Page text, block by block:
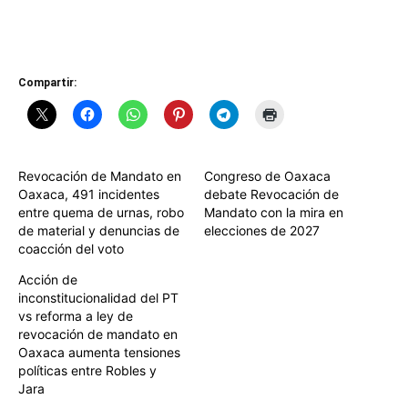
Compartir:
Revocación de Mandato en
Oaxaca, 491 incidentes
entre quema de urnas, robo
de material y denuncias de
coacción del voto
Congreso de Oaxaca
debate Revocación de
Mandato con la mira en
elecciones de 2027
Acción de
inconstitucionalidad del PT
vs reforma a ley de
revocación de mandato en
Oaxaca aumenta tensiones
políticas entre Robles y
Jara